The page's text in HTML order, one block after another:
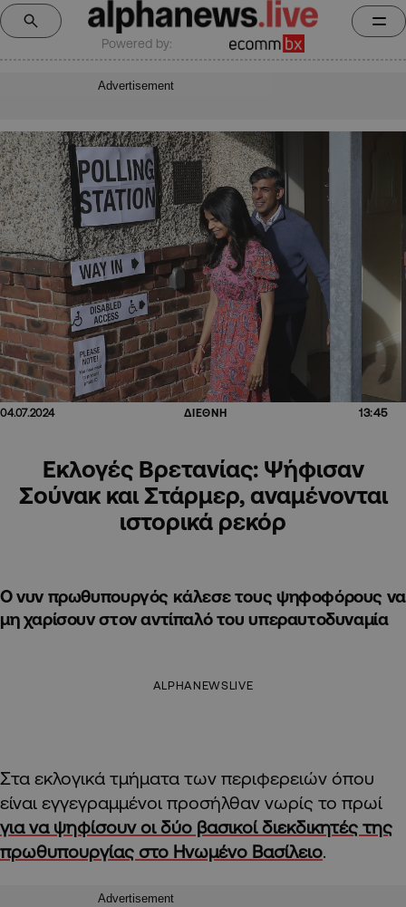
Powered by:
Advertisement
04.07.2024 ΔΙΕΘΝΗ 13:45
Εκλογές Βρετανίας: Ψήφισαν
Σούνακ και Στάρμερ, αναμένονται
ιστορικά ρεκόρ
Ο νυν πρωθυπουργός κάλεσε τους ψηφοφόρους να
μη χαρίσουν στον αντίπαλό του υπεραυτοδυναμία
ALPHANEWSLIVE
Στα εκλογικά τμήματα των περιφερειών όπου
είναι εγγεγραμμένοι προσήλθαν νωρίς το πρωί
για να ψηφίσουν οι δύο βασικοί διεκδικητές της
πρωθυπουργίας στο Ηνωμένο Βασίλειο.
Advertisement